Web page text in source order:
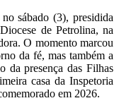
sábado (3), presidida
de Petrolina, na
O momento marcou
da fé, mas também a
da presença das Filhas
casa da Inspetoria
em 2026.